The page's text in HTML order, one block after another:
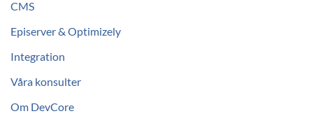
CMS
Episerver & Optimizely
Integration
Våra konsulter
Om DevCore